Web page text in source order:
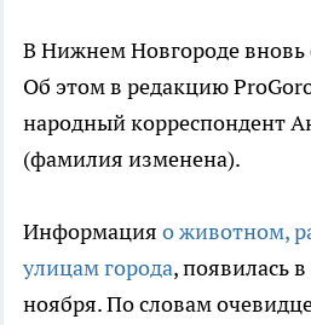
В Нижнем Новгороде вновь
Об этом в редакцию
народный корреспондент
(фамилия изменена).
Информация о животном,
улицам города, появилась
ноября. По словам